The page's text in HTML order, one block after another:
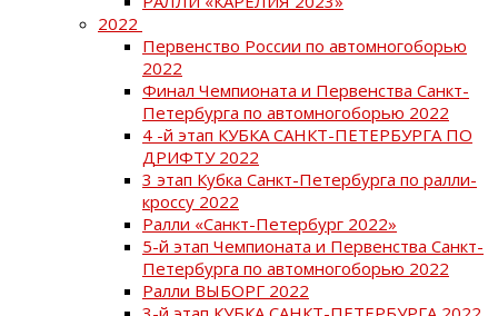
2022
Первенство России по автомногоборью
2022
Финал Чемпионата и Первенства Санкт-
Петербурга по автомногоборью 2022
4 -й этап КУБКА САНКТ-ПЕТЕРБУРГА ПО
ДРИФТУ 2022
3 этап Кубка Санкт-Петербурга по ралли-
кроссу 2022
Ралли «Санкт-Петербург 2022»
5-й этап Чемпионата и Первенства Санкт-
Петербурга по автомногоборью 2022
Ралли ВЫБОРГ 2022